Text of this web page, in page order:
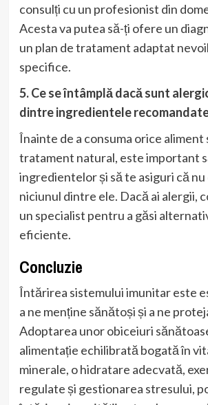
consulți cu un profesionist din
Acesta va putea să-ți ofere un
un plan de tratament adaptat
specifice.
5. Ce se întâmplă dacă sunt
dintre ingredientele
Înainte de a consuma orice aliment
tratament natural, este important
ingredientelor și să te asiguri că
niciunul dintre ele. Dacă ai alergii,
un specialist pentru a găsi
eficiente.
Concluzie
Întărirea sistemului imunitar este
a ne menține sănătoși și a ne
Adoptarea unor obiceiuri
alimentație echilibrată bogată în
minerale, o hidratare adecvată,
regulate și gestionarea stresului,